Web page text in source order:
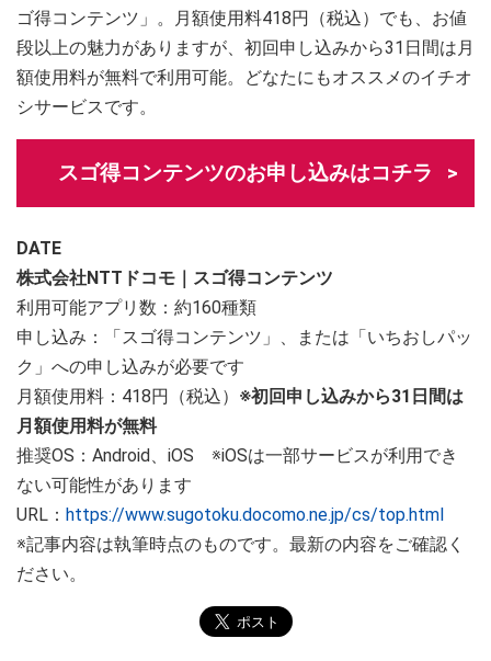
ゴ得コンテンツ」。月額使用料418円（税込）でも、お値
段以上の魅力がありますが、初回申し込みから31日間は月
額使用料が無料で利用可能。どなたにもオススメのイチオ
シサービスです。
スゴ得コンテンツのお申し込みはコチラ
DATE
株式会社NTTドコモ｜スゴ得コンテンツ
利用可能アプリ数：約160種類
申し込み：「スゴ得コンテンツ」、または「いちおしパッ
ク」への申し込みが必要です
月額使用料：418円（税込） ※初回申し込みから31日間は
月額使用料が無料
推奨OS：Android、iOS ※iOSは一部サービスが利用でき
ない可能性があります
URL： https://www.sugotoku.docomo.ne.jp/cs/top.html
※記事内容は執筆時点のものです。最新の内容をご確認く
ださい。